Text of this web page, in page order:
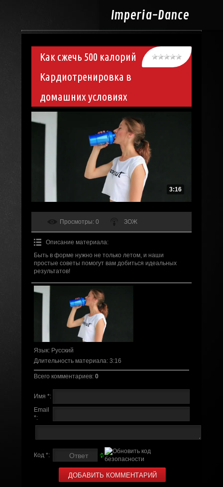
Imperia-Dance
Как сжечь 500 калорий
Кардиотренировка в
домашних условиях
3:16
Просмотры: 0 ЗОЖ
Описание материала:
Быть в форме нужно не только летом, и наши
простые советы помогут вам добиться идеальных
результатов!
Язык: Русский
Длительность материала: 3:16
Всего комментариев: 0
Имя *:
Email
*:
Код *: